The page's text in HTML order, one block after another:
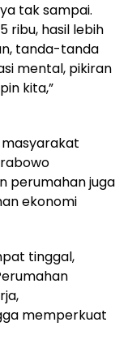
tak sampai.
ribu, hasil lebih
tanda-tanda
mental, pikiran
kita,”
perumahan juga
ekonomi
tinggal,
memperkuat